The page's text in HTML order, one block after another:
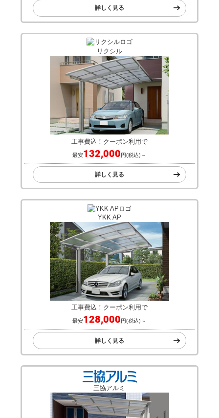
詳しく見る
リクシル
工事費込！クーポン利用で
最安132,000円(税込)～
詳しく見る
YKK AP
工事費込！クーポン利用で
最安128,000 円(税込)～
詳しく見る
三協アルミ